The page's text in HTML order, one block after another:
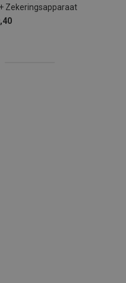
Zekeringsapparaat